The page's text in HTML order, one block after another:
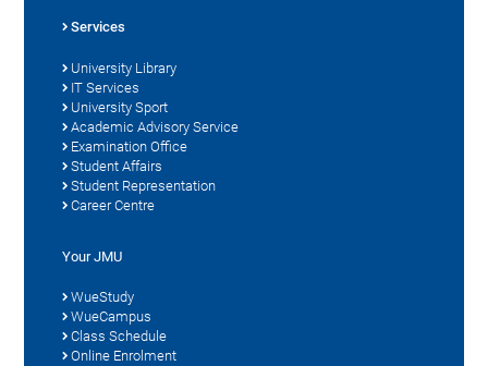
Services
University Library
IT Services
University Sport
Academic Advisory Service
Examination Office
Student Affairs
Student Representation
Career Centre
Your JMU
WueStudy
WueCampus
Class Schedule
Online Enrolment